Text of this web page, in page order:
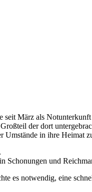
seit März als
der dort
Umstände in ihre Heimat
und
es notwendig, eine